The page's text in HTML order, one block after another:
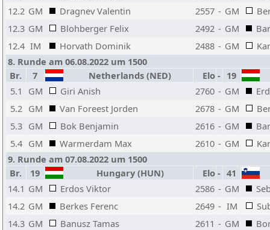
12.2 GM Dragnev Valentin 2557 - GM
12.3 GM Blohberger Felix 2492 - GM
12.4 IM Horvath Dominik 2488 - GM
8. Runde am 06.08.2022 um 1500
Br.
7 Netherlands (NED) Elo - 19
5.1
GM Giri Anish 2760 - GM
5.2 GM Van Foreest Jorden 2678 - GM
5.3 GM Bok Benjamin 2616 - GM
5.4 GM Warmerdam Max 2610 - GM
9. Runde am 07.08.2022 um 1500
Br.
19 Hungary (HUN) Elo - 41
14.1 GM Erdos Viktor 2586 - GM
14.2 GM Berkes Ferenc 2649 - IM
14.3 GM Banusz Tamas 2611 - GM